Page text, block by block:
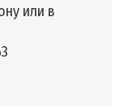
или в